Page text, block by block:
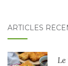
ARTICLES